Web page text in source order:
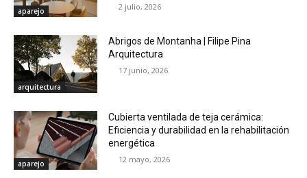
aparejo 2 julio, 2026
arquitectura
Abrigos de Montanha | Filipe Pina
Arquitectura
17 junio, 2026
aparejo
Cubierta ventilada de teja cerámica:
Eficiencia y durabilidad en la rehabilitación
energética
12 mayo, 2026